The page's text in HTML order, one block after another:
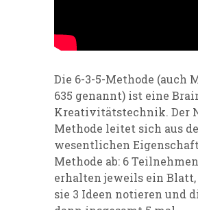
Die 6-3-5-Methode (auch
635 genannt) ist eine
Kreativitätstechnik. Der
Methode leitet sich aus
wesentlichen
Methode ab: 6
erhalten jeweils ein Blatt,
sie 3 Ideen notieren und